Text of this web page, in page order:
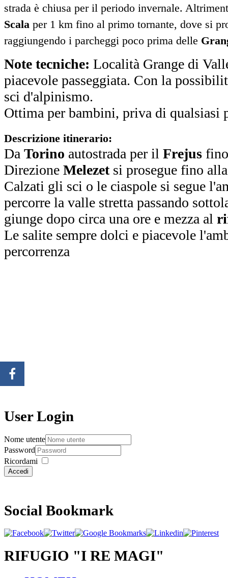
strada è chiusa per il periodo invernale.
Scala per 1 km fino al primo tornante, dove si
raggiungendo i parcheggi poco prima delle
Note tecniche: Località Grange di
piacevole passeggiata. Con la
sci d'alpinismo.
Ottima per bambini, priva di qualsiasi
Descrizione itinerario:
Da Torino autostrada per il Frejus
Direzione Melezetsi prosegue fino
Calzati gli sci o le ciaspole si segue
percorre la valle stretta passando
giunge dopo circa una ore e mezza al
Le salite sempre dolci e piacevole
percorrenza
User Login
Nome utente
Password
Ricordami
Accedi
Social Bookmark
RIFUGIO "I RE MAGI"